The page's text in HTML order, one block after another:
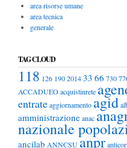
area risorse umane
area tecnica
generale
TAG CLOUD
118 126 190201433 66 730
ACCADUEOacquistinrete
entrateaggiornamento agid
amministrazioneanac
nazionale
ancilab ANNCSUanpr